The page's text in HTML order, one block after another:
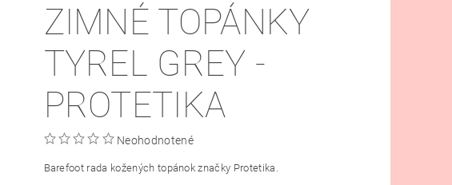
ZIMNÉ TOPÁNKY
TYREL GREY -
PROTETIKA
Neohodnotené
Barefoot rada kožených topánok značky Protetika.